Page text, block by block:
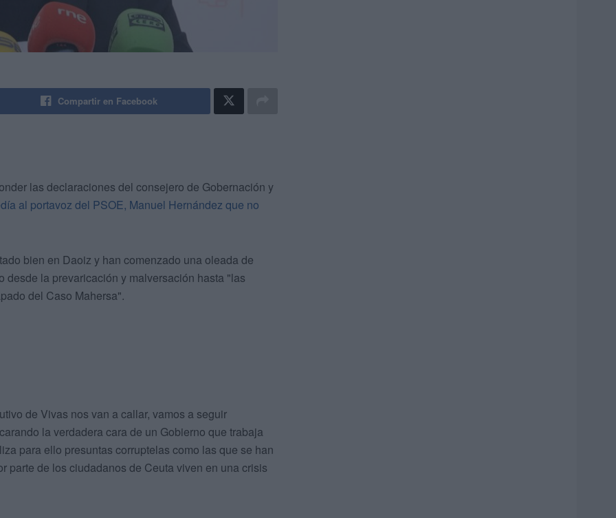
Compartir en Facebook
las declaraciones del consejero de Gobernación y
al portavoz del PSOE, Manuel Hernández que no
bien en Daoiz y han comenzado una oleada de
la prevaricación y malversación hasta "las
del Caso Mahersa".
de Vivas nos van a callar, vamos a seguir
la verdadera cara de un Gobierno que trabaja
para ello presuntas corruptelas como las que se han
parte de los ciudadanos de Ceuta viven en una crisis